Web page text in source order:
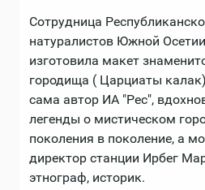
Сотрудница
натуралистов Южной
изготовила макет
городища ( Царциаты
сама автор ИА "Рес",
легенды о мистическом
поколения в поколение, а
директор станции Ирбег
этнограф, историк.